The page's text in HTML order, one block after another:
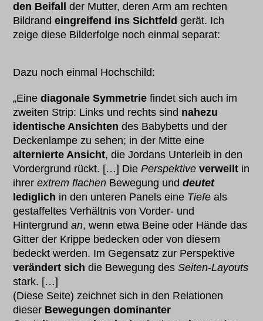
den Beifall
der Mutter, deren Arm am rechten
Bildrandeingreifend ins Sichtfeld gerät. Ich
zeige diese Bilderfolge noch einmal separat:
Dazu noch einmal Hochschild:
„Einediagonale Symmetrie findet sich auch im
zweiten Strip: Links und rechts sind nahezu
identische Ansichten des Babybetts und der
Deckenlampe zu sehen; in der Mitte eine
alternierte Ansicht, die Jordans Unterleib in den
Vordergrund rückt. […] DiePerspektiveverweilt in
ihrerextrem flachen Bewegung unddeutet
lediglich in den unteren Panels eine Tiefeals
gestaffeltes Verhältnis von Vorder- und
Hintergrundan, wenn etwa Beine oder Hände das
Gitter der Krippe bedecken oder von diesem
bedeckt werden. Im Gegensatz zur Perspektive
verändert sich die Bewegung desSeiten-Layouts
stark. […]
(Diese Seite) zeichnet sich in den Relationen
dieser Bewegungen dominanter